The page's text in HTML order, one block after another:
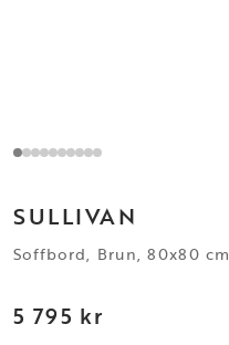
SULLIVAN
Soffbord, Brun, 80x80 cm
5 795 kr